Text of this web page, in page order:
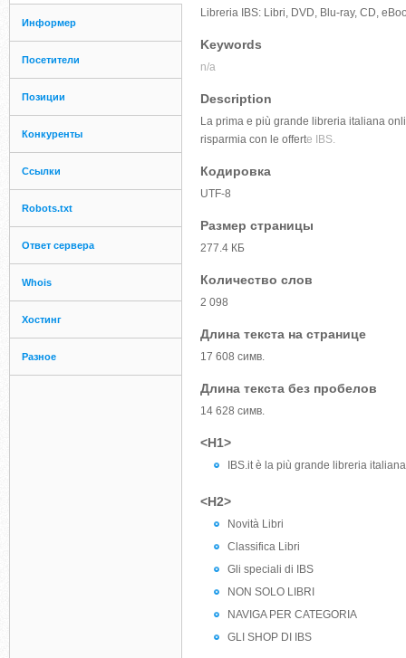
Информер
Посетители
Позиции
Конкуренты
Ссылки
Robots.txt
Ответ сервера
Whois
Хостинг
Разное
Libreria IBS: Libri, DVD, Blu-ray, CD,
Keywords
n/a
Description
La prima e più grande libreria italiana
risparmia con le offerte IBS.
Кодировка
UTF-8
Размер страницы
277.4 КБ
Количество слов
2 098
Длина текста на странице
17 608 симв.
Длина текста без пробелов
14 628 симв.
<H1>
IBS.it è la più grande libreria
<H2>
Novità Libri
Classifica Libri
Gli speciali di IBS
NON SOLO LIBRI
NAVIGA PER CATEGORIA
GLI SHOP DI IBS